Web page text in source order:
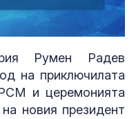
Румен Радев
на приключилата
и церемонията
новия президент